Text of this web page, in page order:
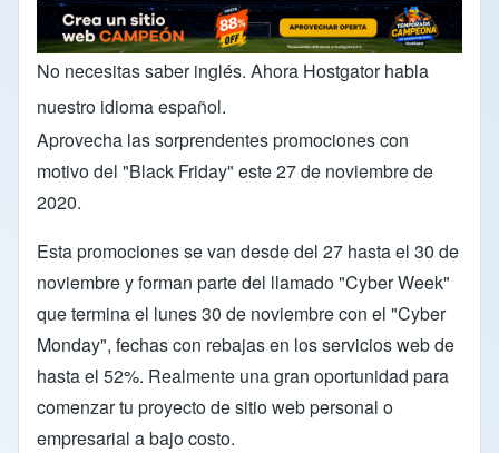
No necesitas saber inglés. Ahora Hostgator habla
nuestro idioma español.
Aprovecha las sorprendentes promociones con
motivo del "Black Friday" este 27 de noviembre de
2020.
Esta promociones se van desde del 27 hasta el 30 de
noviembre y forman parte del llamado "Cyber Week"
que termina el lunes 30 de noviembre con el "Cyber
Monday", fechas con rebajas en los servicios web de
hasta el 52%. Realmente una gran oportunidad para
comenzar tu proyecto de sitio web personal o
empresarial a bajo costo.